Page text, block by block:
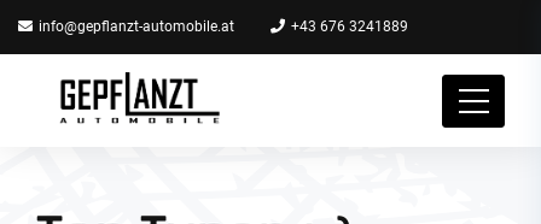
info@gepflanzt-automobile.at +43 676 3241889